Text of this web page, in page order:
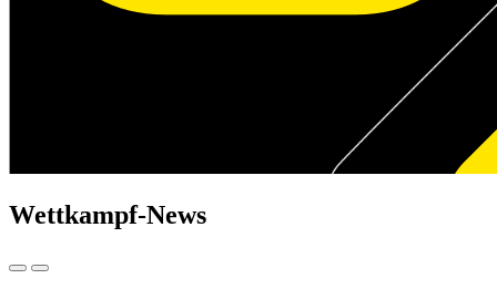
Wettkampf-News